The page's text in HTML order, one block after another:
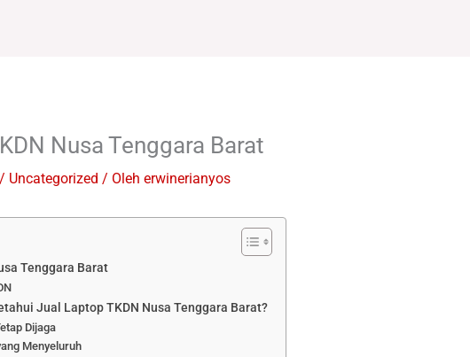
Nusa Tenggara Barat
/ Uncategorized / Oleh erwinerianyos
Tenggara Barat
Jual Laptop TKDN Nusa Tenggara Barat?
Dijaga
Menyeluruh